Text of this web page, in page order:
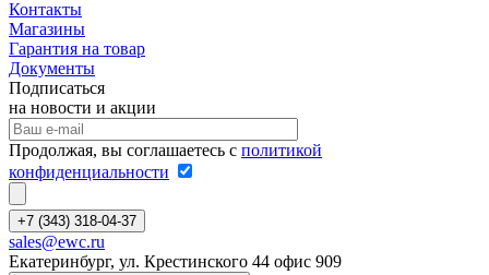
Контакты
Магазины
Гарантия на товар
Документы
Подписаться
на новости и акции
Продолжая, вы соглашаетесь с политикой
конфиденциальности
+7 (343) 318-04-37
sales@ewc.ru
Екатеринбург, ул. Крестинского 44 офис 909